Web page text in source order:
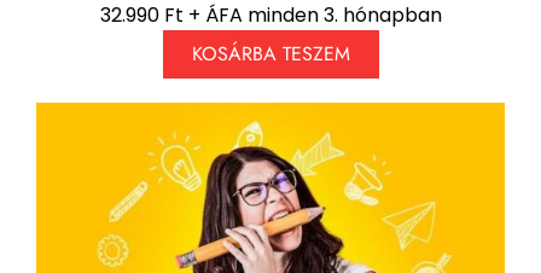
32.990 Ft + ÁFA minden 3. hónapban
KOSÁRBA TESZEM